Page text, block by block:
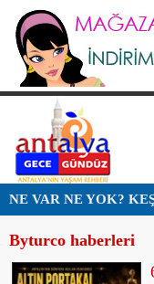
NE VAR NE YOK?
Byturco haberleri